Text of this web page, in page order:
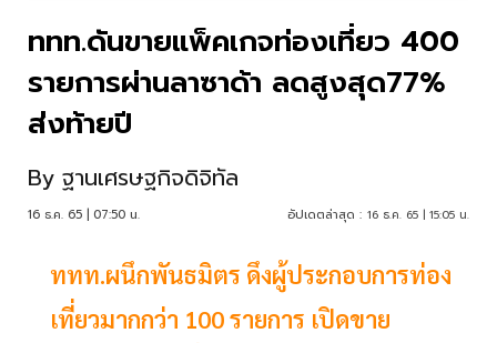
ททท.ดันขายแพ็คเกจท่องเที่ยว 400
รายการผ่านลาซาด้า ลดสูงสุด77%
ส่งท้ายปี
By ฐานเศรษฐกิจดิจิทัล
16 ธ.ค. 65 | 07:50 น. อัปเดตล่าสุด : 16 ธ.ค. 65 | 15:05 น.
ททท.ผนึกพันธมิตร ดึงผู้ประกอบการท่อง
เที่ยวมากกว่า 100 รายการ เปิดขาย